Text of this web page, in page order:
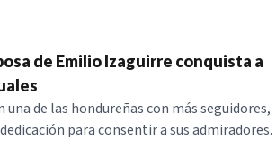
de Emilio Izaguirre conquista a
de las hondureñas con más seguidores,
para consentir a sus admiradores.